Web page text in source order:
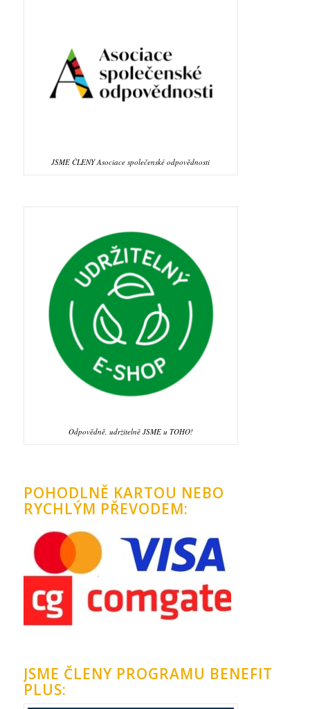
JSME ČLENY Asociace společenské odpovědnosti
Odpovědně, udržitelně JSME u TOHO!
POHODLNĚ KARTOU NEBO
RYCHLÝM PŘEVODEM:
JSME ČLENY PROGRAMU BENEFIT
PLUS: